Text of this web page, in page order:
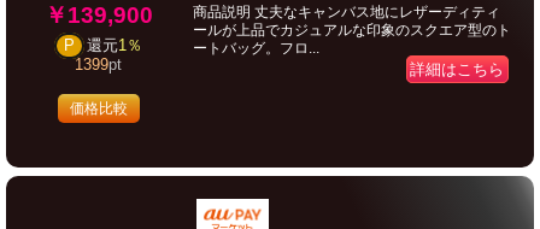
￥139,900
P 還元1％
1399pt
価格比較
商品説明 丈夫なキャンバス地にレザーディティ
ールが上品でカジュアルな印象のスクエア型のト
ートバッグ。フロ...
詳細はこちら